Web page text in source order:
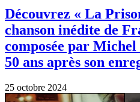
France Gall une
Française
9 octobre 2024